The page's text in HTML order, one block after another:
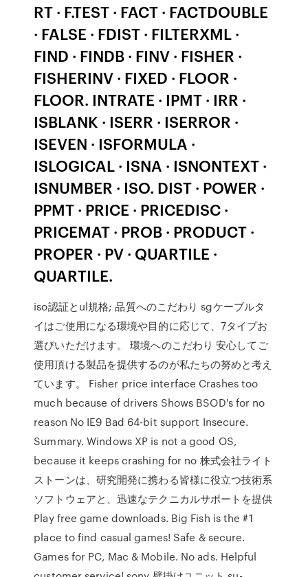
RT · F.TEST · FACT · FACTDOUBLE
· FALSE · FDIST · FILTERXML ·
FIND · FINDB · FINV · FISHER ·
FISHERINV · FIXED · FLOOR ·
FLOOR. INTRATE · IPMT · IRR ·
ISBLANK · ISERR · ISERROR ·
ISEVEN · ISFORMULA ·
ISLOGICAL · ISNA · ISNONTEXT ·
ISNUMBER · ISO. DIST · POWER ·
PPMT · PRICE · PRICEDISC ·
PRICEMAT · PROB · PRODUCT ·
PROPER · PV · QUARTILE ·
QUARTILE.
iso認証とul規格; 品質へのこだわり sgケーブルタ
イはご使用になる環境や目的に応じて、7タイプお
選びいただけます。 環境へのこだわり 安心してご
使用頂ける製品を提供するのが私たちの努めと考え
ています。 Fisher price interface Crashes too
much because of drivers Shows BSOD's for no
reason No IE9 Bad 64-bit support Insecure.
Summary. Windows XP is not a good OS,
because it keeps crashing for no 株式会社ライト
ストーンは、研究開発に携わる皆様に役立つ技術系
ソフトウェアと、迅速なテクニカルサポートを提供
Play free game downloads. Big Fish is the #1
place to find casual games! Safe & secure.
Games for PC, Mac & Mobile. No ads. Helpful